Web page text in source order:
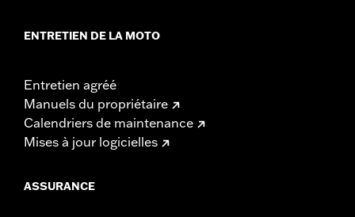
ENTRETIEN DE LA MOTO
Entretien agréé
Manuels du propriétaire
Calendriers de maintenance
Mises à jour logicielles
ASSURANCE